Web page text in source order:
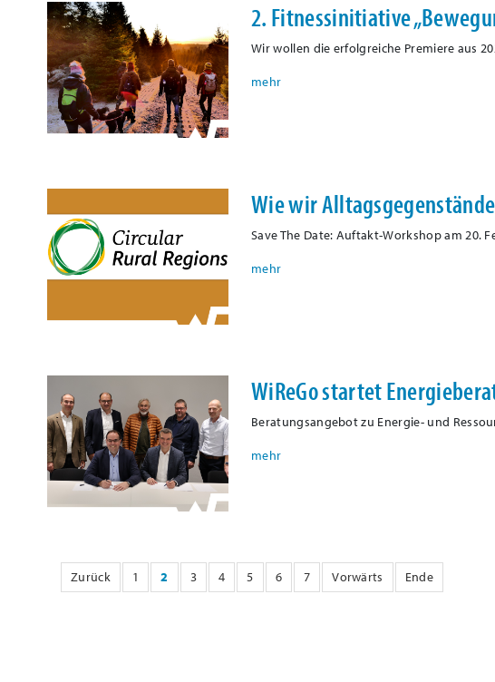
2. Fitnessinitiative
Wir wollen die erfolgreiche Premiere aus
Wie wir
Save The Date: Auftakt-Workshop am 20.
WiReGo startet
Beratungsangebot zu Energie- und
Zurück 1 2 3 4 5 6 7 Vorwärts Ende